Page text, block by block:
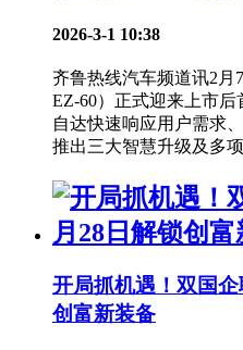
2026-3-1 10:38
齐鲁热线汽车频道讯2月
EZ-60）正式迎来上市
自达快速响应用户需求
推出三大智慧升级及多
开局抓机遇！双国
创富新装备